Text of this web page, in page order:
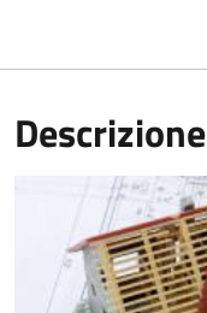
Descrizione